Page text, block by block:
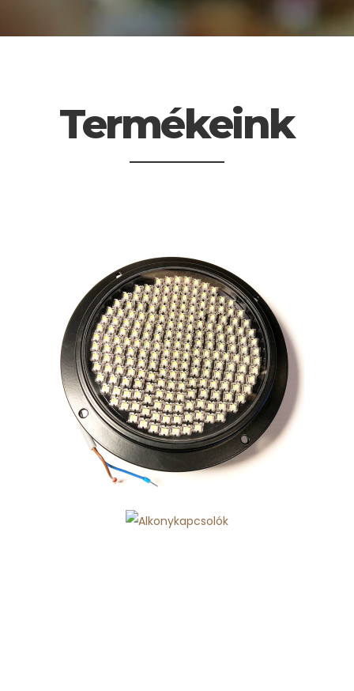
Termékeink